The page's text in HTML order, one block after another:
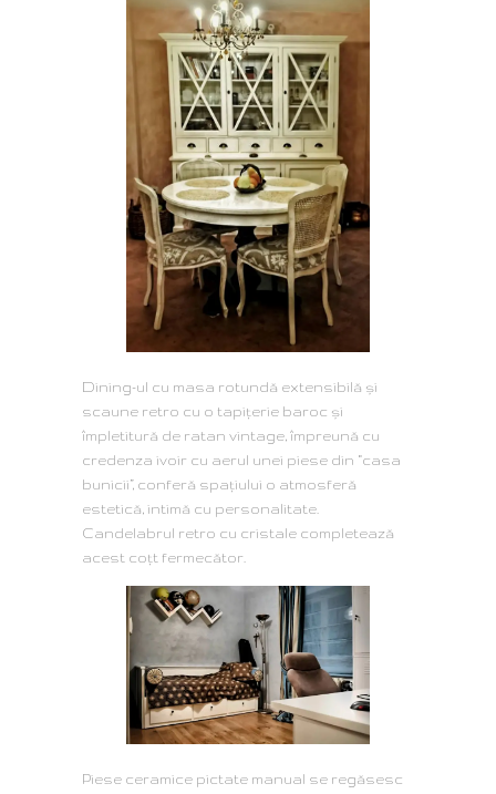
Dining-ul cu masa rotundă extensibilă și
scaune retro cu o tapițerie baroc și
împletitură de ratan vintage, împreună cu
credenza ivoir cu aerul unei piese din “casa
bunicii”, conferă spațiului o atmosferă
estetică, intimă cu personalitate.
Candelabrul retro cu cristale completează
acest coţt fermecător.
Piese ceramice pictate manual se regăsesc